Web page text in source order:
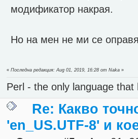
модификатор накрая.
Но на мен не ми се
«Последна редакция: Aug 01, 2019, 16:28 от Naka »
Perl - the only language
Re: Какво
'en_US.UTF-8' и